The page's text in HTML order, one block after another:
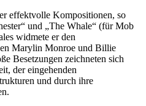
effektvolle Kompositionen, so
und „The Whale“ (für Mob
widmete er den
Marylin Monroe und Billie
Besetzungen zeichneten sich
der eingehenden
und durch ihre